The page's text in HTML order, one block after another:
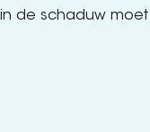
de schaduw moet